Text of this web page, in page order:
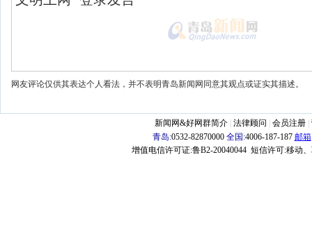
网友评论仅供其表达个人看法，并不表明青岛新闻网同意其观点或证实其描述。